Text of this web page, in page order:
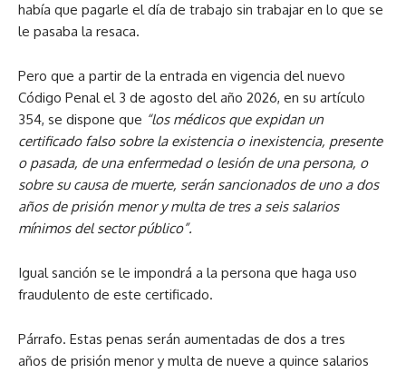
había que pagarle el día de trabajo sin trabajar en lo que se
le pasaba la resaca.
Pero que a partir de la entrada en vigencia del nuevo
Código Penal el 3 de agosto del año 2026, en su artículo
354, se dispone que “los médicos que expidan un
certificado falso sobre la existencia o inexistencia, presente
o pasada, de una enfermedad o lesión de una persona, o
sobre su causa de muerte, serán sancionados de uno a dos
años de prisión menor y multa de tres a seis salarios
mínimos del sector público”.
Igual sanción se le impondrá a la persona que haga uso
fraudulento de este certificado.
Párrafo. Estas penas serán aumentadas de dos a tres
años de prisión menor y multa de nueve a quince salarios